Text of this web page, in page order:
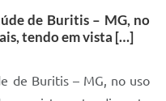
de Buritis – MG, no
tendo em vista […]
de Buritis – MG, no uso